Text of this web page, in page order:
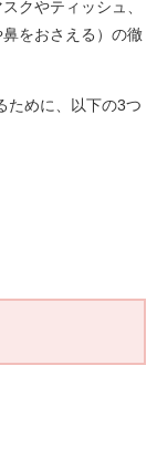
クやティッシュ、
をおさえる）の徹
めに、以下の3つ